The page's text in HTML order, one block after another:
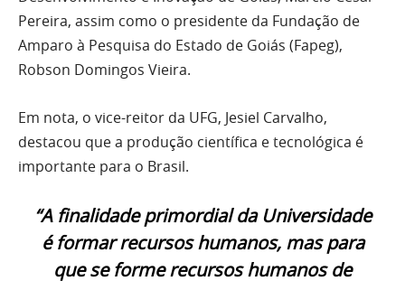
Pereira, assim como o presidente da Fundação de
Amparo à Pesquisa do Estado de Goiás (Fapeg),
Robson Domingos Vieira.
Em nota, o vice-reitor da UFG, Jesiel Carvalho,
destacou que a produção científica e tecnológica é
importante para o Brasil.
“A finalidade primordial da Universidade
é formar recursos humanos, mas para
que se forme recursos humanos de